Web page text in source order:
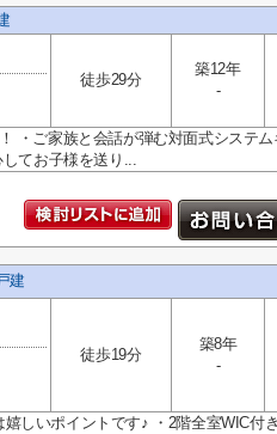
徒歩29分
築12年
-
・ご家族と会話が弾む対面式システ
てお子様を送り...
建
徒歩19分
築8年
-
しいポイントです♪ ・2階全室WIC付